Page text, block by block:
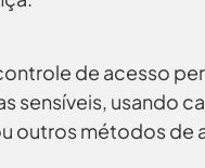
de acesso
sensíveis, usando
outros métodos de